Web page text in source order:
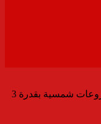
Olptechegypt تنتهي من تنفيذ مشروعات شمسية بقدرة 3